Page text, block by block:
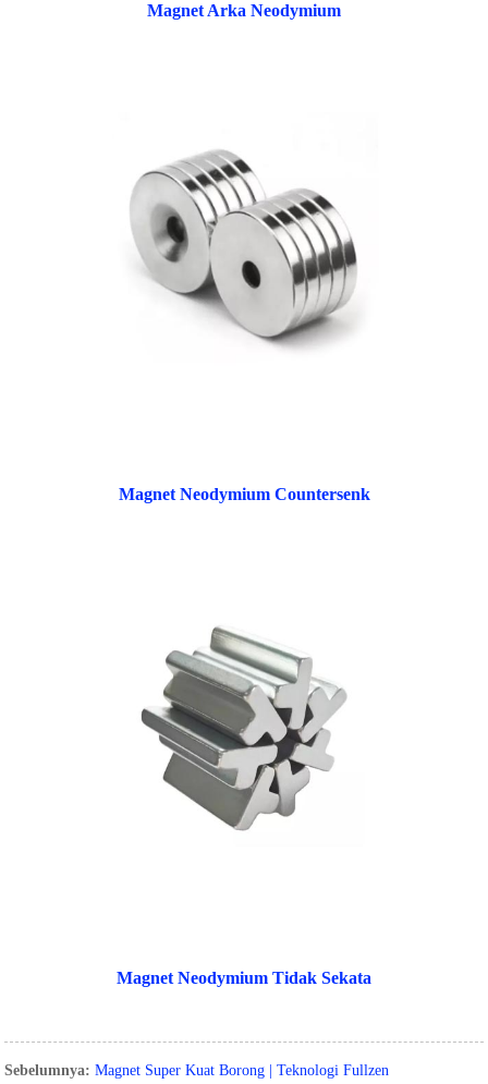
Magnet Arka Neodymium
Magnet Neodymium Countersenk
Magnet Neodymium Tidak Sekata
Sebelumnya: Magnet Super Kuat Borong | Teknologi Fullzen